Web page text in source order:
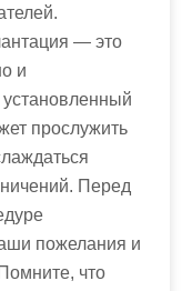
— это
и
прослужить
Перед
пожелания и
что